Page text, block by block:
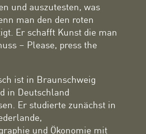
und auszutesten, was
man den den roten
Er schafft Kunst die man
– Please, press the
ist in Braunschweig
in Deutschland
Er studierte zunächst in
und Ökonomie mit